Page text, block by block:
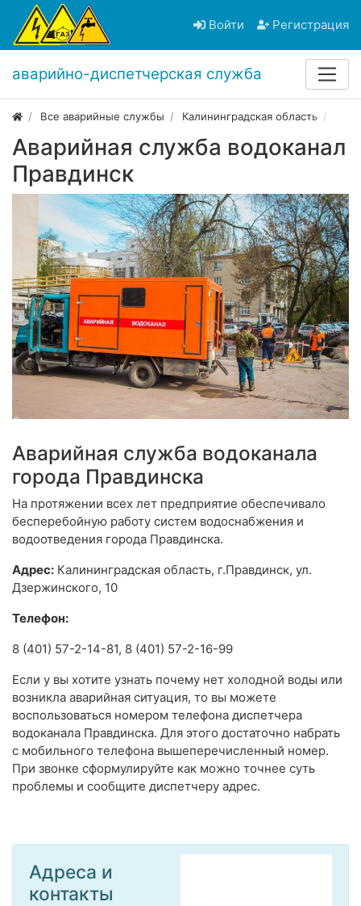
Войти Регистрация
аварийно-диспетчерская служба
Все аварийные службы Калининградская область
Аварийная служба водоканал
Правдинск
Аварийная служба водоканала
города Правдинска
На протяжении всех лет предприятие обеспечивало
бесперебойную работу систем водоснабжения и
водоотведения города Правдинска.
Адрес: Калининградская область, г.Правдинск, ул.
Дзержинского, 10
Телефон:
8 (401) 57-2-14-81, 8 (401) 57-2-16-99
Если у вы хотите узнать почему нет холодной воды или
возникла аварийная ситуация, то вы можете
воспользоваться номером телефона диспетчера
водоканала Правдинска. Для этого достаточно набрать
с мобильного телефона вышеперечисленный номер.
При звонке сформулируйте как можно точнее суть
проблемы и сообщите диспетчеру адрес.
Адреса и
контакты